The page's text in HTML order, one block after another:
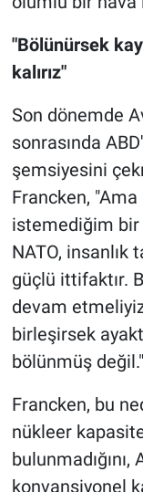
"Bölünürsek
kalırız"
Son dönemde
sonrasında
şemsiyesini
Francken,
istemediğim bir
NATO, insanlık
güçlü ittifaktır.
devam
birleşirsek
bölünmüş
Francken, bu
nükleer
konvansiyonel